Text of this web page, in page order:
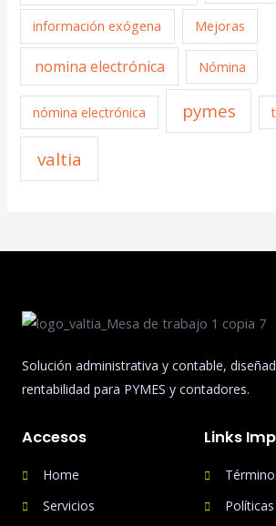
información exógena Mejoras
nomina electrónica Nómina
nómina electrónica pymes
valtia
Solución administrativa y contable,
rentabilidad para PYMES y contadores.
Accesos
Home
Servicios
Links